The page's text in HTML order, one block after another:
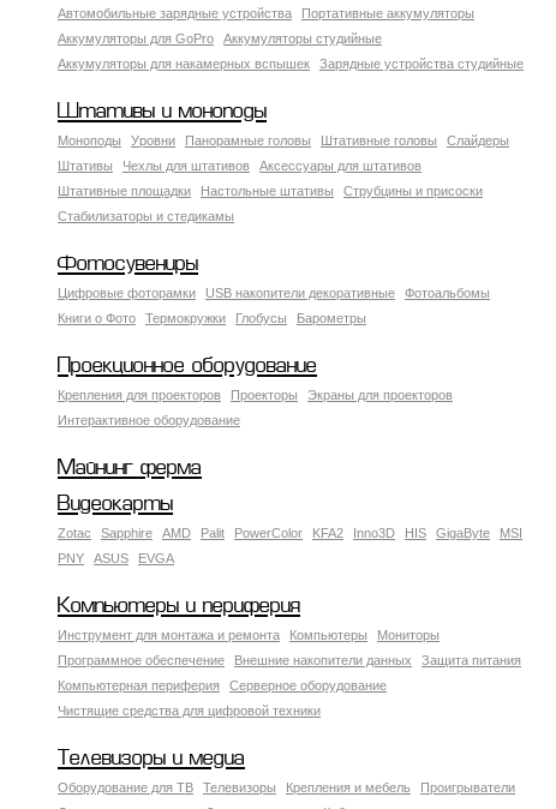
Автомобильные зарядные устройства
Портативные аккумуляторы
Аккумуляторы для GoPro
Аккумуляторы студийные
Аккумуляторы для накамерных вспышек
Зарядные устройства студийные
Штативы и моноподы
Моноподы Уровни Панорамные головы Штативные головы
Слайдеры
Штативы
Чехлы для штативов
Аксессуары для штативов
Штативные площадки
Настольные штативы
Струбцины и присоски
Стабилизаторы и стедикамы
Фотосувениры
Цифровые фоторамки USB накопители декоративные
Фотоальбомы
Книги о Фото
Термокружки Глобусы Барометры
Проекционное оборудование
Крепления для проекторов Проекторы
Экраны для проекторов
Интерактивное оборудование
Майнинг ферма
Видеокарты
Zotac Sapphire AMD Palit PowerColor KFA2 Inno3D HIS GigaByte
MSI
PNY
ASUS EVGA
Компьютеры и периферия
Инструмент для монтажа и ремонта Компьютеры
Мониторы
Программное обеспечение
Внешние накопители данных
Защита питания
Компьютерная периферия
Серверное оборудование
Чистящие средства для цифровой техники
Телевизоры и медиа
Оборудование для ТВ Телевизоры Крепления и мебель
Проигрыватели